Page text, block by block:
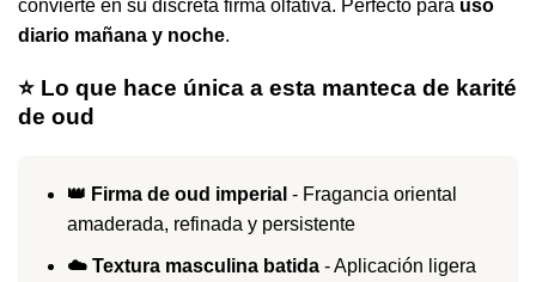
convierte en su discreta firma olfativa. Perfecto para uso
diario mañana y noche.
⭐ Lo que hace única a esta manteca de karité
de oud
👑 Firma de oud imperial - Fragancia oriental
amaderada, refinada y persistente
☁️ Textura masculina batida- Aplicación ligera